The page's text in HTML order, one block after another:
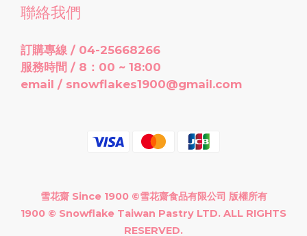
聯絡我們
訂購專線 / 04-25668266
服務時間 / 8：00 ~ 18:00
email / snowflakes1900@gmail.com
雪花齋 Since 1900 ©雪花齋食品有限公司 版權所有
1900 © Snowflake Taiwan Pastry LTD. ALL RIGHTS
RESERVED.